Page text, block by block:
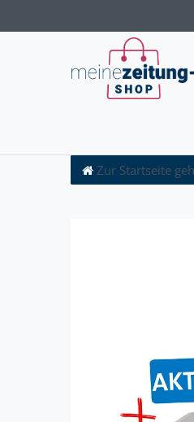
Zur Startseite